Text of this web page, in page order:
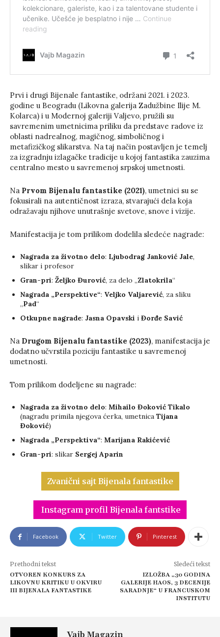
Prvi i drugi Bijenale fantastike, održani 2021. i 2023.
godine u Beogradu (Likovna galerija Zadužbine Ilije M.
Kolarca) i u Modernoj galeriji Valjevo, pružili su
savremenim umetnicima priliku da predstave radove iz
oblasti nadrealnog, magičnog, simboličnog i
metafizičkog slikarstva. Na taj način postavljen je temelj
za izgradnju izlagačke tradicije u kojoj fantastika zauzima
centralno mesto u savremenoj srpskoj umetnosti.
Na Prvom Bijenalu fantastike (2021), umetnici su se
fokusirali na autentičnost izraza, stvarajući dela koja
odražavaju njihove unutrašnje svetove, snove i vizije.
Manifestacija je tom prilikom dodelila sledeće nagrade:
Nagrada za životno delo: Ljubodrag Janković Jale,
slikar i profesor
Gran-pri: Željko Đurović, za delo „Zlatokrila“
Nagrada „Perspektive“: Veljko Valjarević, za sliku
„Pad“
Otkupne nagrade: Jasna Opavski i Đorđe Savić
Na Drugom Bijenalu fantastike (2023), manifestacija je
dodatno učvrstila poziciju fantastike u savremenoj
umetnosti.
Tom prilikom dodeljene su nagrade:
Nagrada za životno delo: Mihailo Đoković Tikalo
(nagradu primila njegova ćerka, umetnica Tijana
Đoković)
Nagrada „Perspektiva“: Marijana Rakićević
Gran-pri: slikar Sergej Aparin
Zvanični sajt Bijenala fantastike
Instagram profil Bijenala fantstike
Facebook Twitter Pinterest
Prethodni tekst
OTVOREN KONKURS ZA
LIKOVNU KRITIKU U OKVIRU
III BIJENALA FANTASTIKE
Sledeći tekst
IZLOŽBA „30 GODINA
GALERIJE HAOS, 3 DECENIJE
SARADNJE“ U FRANCUSKOM
INSTITUTU